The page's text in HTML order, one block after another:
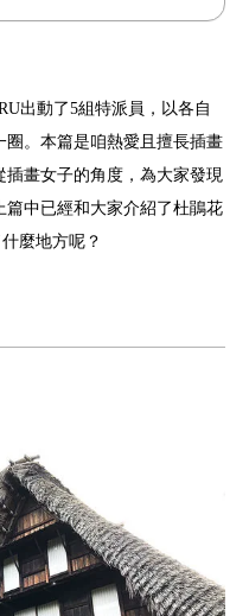
出動了5組特派員，以各自
。本篇是咱熱愛且擅長插畫
畫女子的角度，為大家發現
中已經和大家介紹了杜鵑花
麼地方呢？